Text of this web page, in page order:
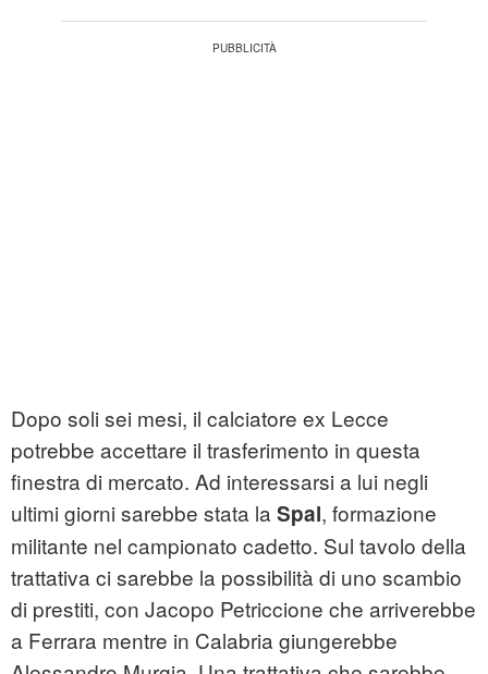
Dopo soli sei mesi, il calciatore ex Lecce
potrebbe accettare il trasferimento in questa
finestra di mercato. Ad interessarsi a lui negli
ultimi giorni sarebbe stata la Spal, formazione
militante nel campionato cadetto. Sul tavolo della
trattativa ci sarebbe la possibilità di uno scambio
di prestiti, con Jacopo Petriccione che arriverebbe
a Ferrara mentre in Calabria giungerebbe